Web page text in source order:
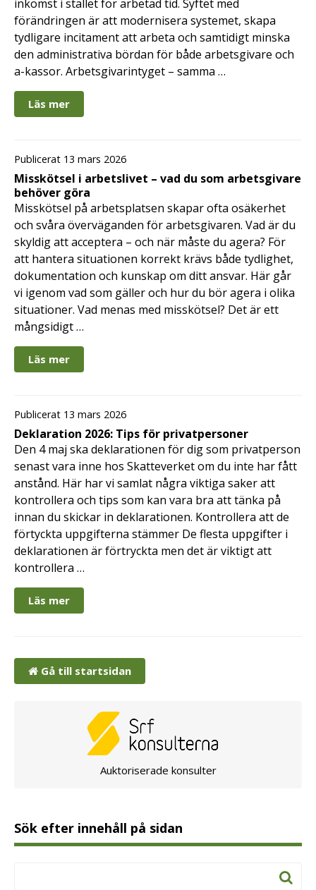
inkomst i stället för arbetad tid. Syftet med
förändringen är att modernisera systemet, skapa
tydligare incitament att arbeta och samtidigt minska
den administrativa bördan för både arbetsgivare och
a-kassor. Arbetsgivarintyget – samma …
Läs mer
Publicerat 13 mars 2026
Misskötsel i arbetslivet – vad du som arbetsgivare
behöver göra
Misskötsel på arbetsplatsen skapar ofta osäkerhet
och svåra överväganden för arbetsgivaren. Vad är du
skyldig att acceptera – och när måste du agera? För
att hantera situationen korrekt krävs både tydlighet,
dokumentation och kunskap om ditt ansvar. Här går
vi igenom vad som gäller och hur du bör agera i olika
situationer. Vad menas med misskötsel? Det är ett
mångsidigt …
Läs mer
Publicerat 13 mars 2026
Deklaration 2026: Tips för privatpersoner
Den 4 maj ska deklarationen för dig som privatperson
senast vara inne hos Skatteverket om du inte har fått
anstånd. Här har vi samlat några viktiga saker att
kontrollera och tips som kan vara bra att tänka på
innan du skickar in deklarationen. Kontrollera att de
förtyckta uppgifterna stämmer De flesta uppgifter i
deklarationen är förtryckta men det är viktigt att
kontrollera …
Läs mer
Gå till startsidan
Auktoriserade konsulter
Sök efter innehåll på sidan